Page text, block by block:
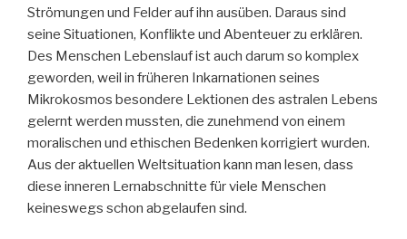
Strömungen und Felder auf ihn ausüben. Daraus sind
seine Situationen, Konflikte und Abenteuer zu erklären.
Des Menschen Lebenslauf ist auch darum so komplex
geworden, weil in früheren Inkarnationen seines
Mikrokosmos besondere Lektionen des astralen Lebens
gelernt werden mussten, die zunehmend von einem
moralischen und ethischen Bedenken korrigiert wurden.
Aus der aktuellen Weltsituation kann man lesen, dass
diese inneren Lernabschnitte für viele Menschen
keineswegs schon abgelaufen sind.